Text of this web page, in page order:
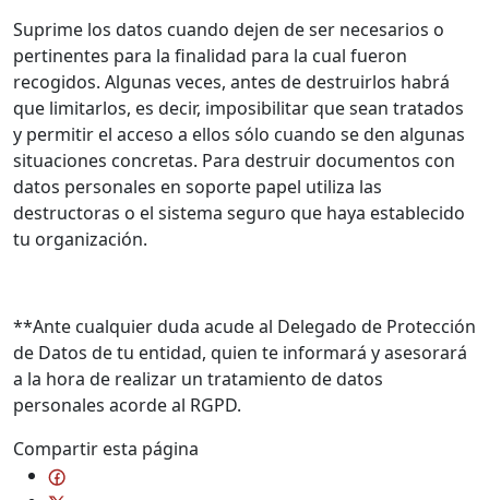
Suprime los datos cuando dejen de ser necesarios o
pertinentes para la finalidad para la cual fueron
recogidos. Algunas veces, antes de destruirlos habrá
que limitarlos, es decir, imposibilitar que sean tratados
y permitir el acceso a ellos sólo cuando se den algunas
situaciones concretas. Para destruir documentos con
datos personales en soporte papel utiliza las
destructoras o el sistema seguro que haya establecido
tu organización.
**Ante cualquier duda acude al Delegado de Protección
de Datos de tu entidad, quien te informará y asesorará
a la hora de realizar un tratamiento de datos
personales acorde al RGPD.
Compartir esta página